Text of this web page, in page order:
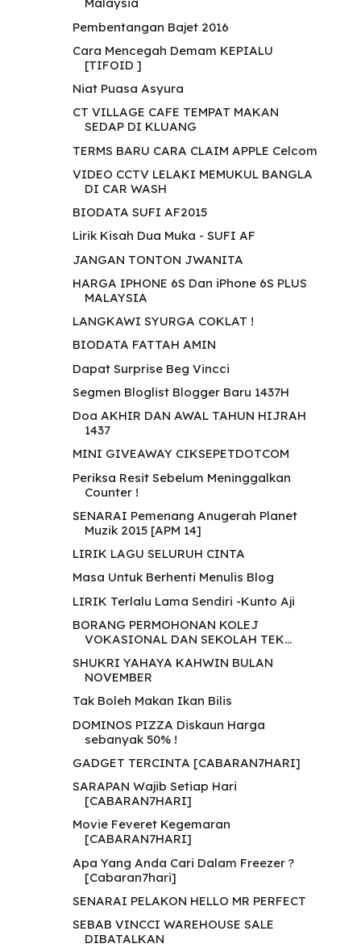
Malaysia
Pembentangan Bajet 2016
Cara Mencegah Demam KEPIALU
[TIFOID ]
Niat Puasa Asyura
CT VILLAGE CAFE TEMPAT MAKAN
SEDAP DI KLUANG
TERMS BARU CARA CLAIM APPLE Celcom
VIDEO CCTV LELAKI MEMUKUL BANGLA
DI CAR WASH
BIODATA SUFI AF2015
Lirik Kisah Dua Muka - SUFI AF
JANGAN TONTON JWANITA
HARGA IPHONE 6S Dan iPhone 6S PLUS
MALAYSIA
LANGKAWI SYURGA COKLAT !
BIODATA FATTAH AMIN
Dapat Surprise Beg Vincci
Segmen Bloglist Blogger Baru 1437H
Doa AKHIR DAN AWAL TAHUN HIJRAH
1437
MINI GIVEAWAY CIKSEPETDOTCOM
Periksa Resit Sebelum Meninggalkan
Counter !
SENARAI Pemenang Anugerah Planet
Muzik 2015 [APM 14]
LIRIK LAGU SELURUH CINTA
Masa Untuk Berhenti Menulis Blog
LIRIK Terlalu Lama Sendiri -Kunto Aji
BORANG PERMOHONAN KOLEJ
VOKASIONAL DAN SEKOLAH TEK...
SHUKRI YAHAYA KAHWIN BULAN
NOVEMBER
Tak Boleh Makan Ikan Bilis
DOMINOS PIZZA Diskaun Harga
sebanyak 50% !
GADGET TERCINTA [CABARAN7HARI]
SARAPAN Wajib Setiap Hari
[CABARAN7HARI]
Movie Feveret Kegemaran
[CABARAN7HARI]
Apa Yang Anda Cari Dalam Freezer ?
[Cabaran7hari]
SENARAI PELAKON HELLO MR PERFECT
SEBAB VINCCI WAREHOUSE SALE
DIBATALKAN